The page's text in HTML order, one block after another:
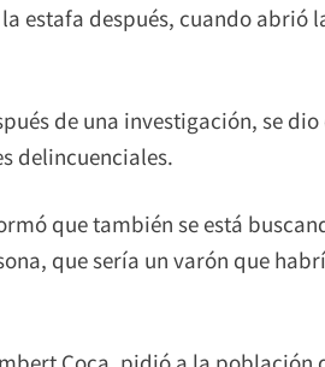
estafa después, cuando abrió
de una investigación, se
delincuenciales.
que también se está
que sería un varón que